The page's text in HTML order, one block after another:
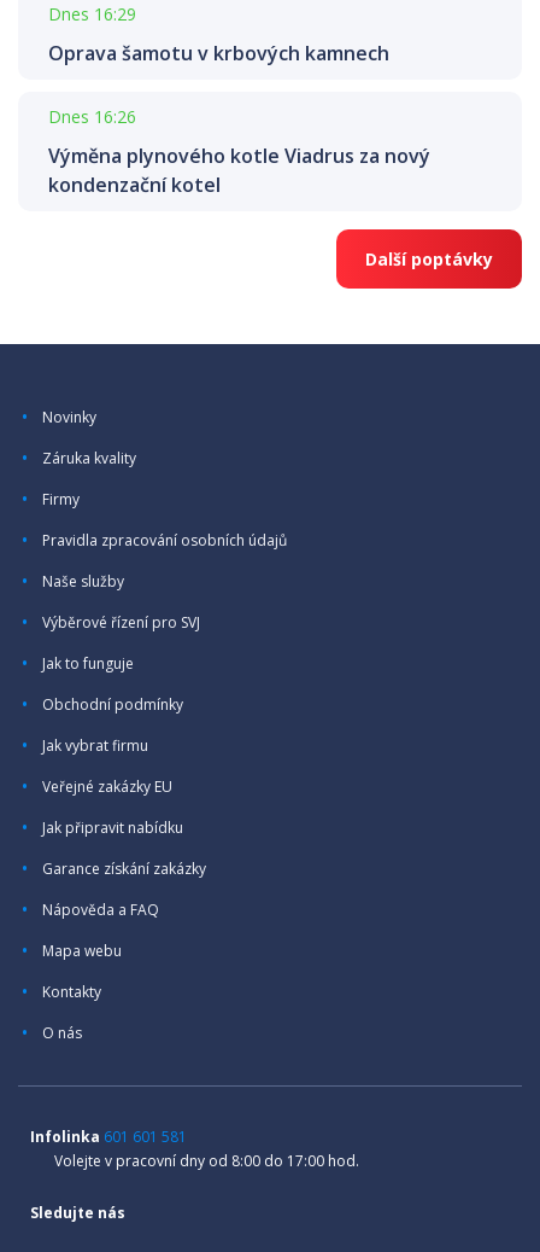
Dnes 16:29
Oprava šamotu v krbových kamnech
Dnes 16:26
Výměna plynového kotle Viadrus za nový
kondenzační kotel
Další poptávky
Novinky
Záruka kvality
Firmy
Pravidla zpracování osobních údajů
Naše služby
Výběrové řízení pro SVJ
Jak to funguje
Obchodní podmínky
Jak vybrat firmu
Veřejné zakázky EU
Jak připravit nabídku
Garance získání zakázky
Nápověda a FAQ
Mapa webu
Kontakty
O nás
Infolinka 601 601 581
Volejte v pracovní dny od 8:00 do 17:00 hod.
Sledujte nás